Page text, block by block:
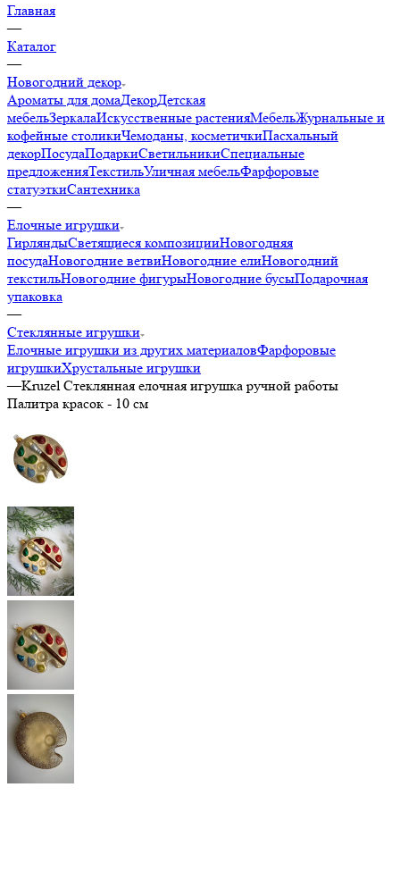
Главная
—
Каталог
—
Новогодний декор
Ароматы для домаДекорДетская
мебельЗеркалаИскусственные растенияМебельЖурнальные и
кофейные столикиЧемоданы, косметичкиПасхальный
декорПосудаПодаркиСветильникиСпециальные
предложенияТекстильУличная мебельФарфоровые
статуэткиСантехника
—
Елочные игрушки
ГирляндыСветящиеся композицииНовогодняя
посудаНовогодние ветвиНовогодние елиНовогодний
текстильНовогодние фигурыНовогодние бусыПодарочная
упаковка
—
Стеклянные игрушки
Елочные игрушки из других материаловФарфоровые
игрушкиХрустальные игрушки
—Kruzel Стеклянная елочная игрушка ручной работы
Палитра красок - 10 см